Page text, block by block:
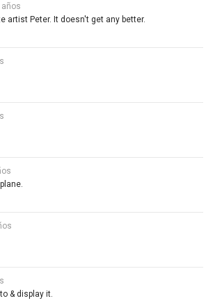
años
artist Peter. It doesn't get any better.
& display it.